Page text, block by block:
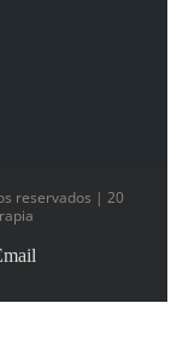
reservados | 20